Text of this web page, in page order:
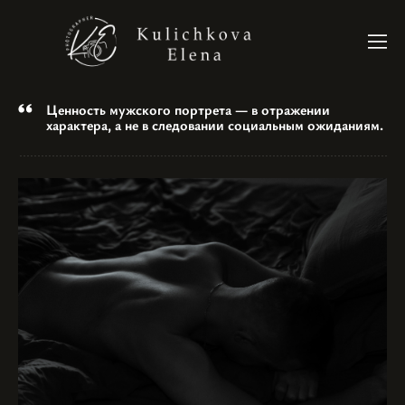
Ценность мужского портрета — в отражении
характера, а не в следовании социальным ожиданиям.